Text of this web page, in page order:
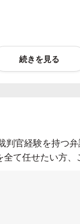
2人の弁護士で
点から事件をと
したり、不安を
分法律相談を無
続きを見る
判官経験を持つ
て任せたい方、